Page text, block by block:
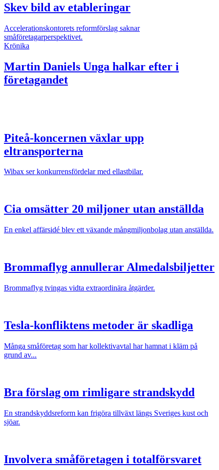
Skev bild av etableringar
Accelerationskontorets reformförslag saknar
småföretagarperspektivet.
Krönika
Martin Daniels Unga halkar efter i
företagandet
Piteå-koncernen växlar upp
eltransporterna
Wibax ser konkurrensfördelar med ellastbilar.
Cia omsätter 20 miljoner utan anställda
En enkel affärsidé blev ett växande mångmiljonbolag utan anställda.
Brommaflyg annullerar Almedalsbiljetter
Brommaflyg tvingas vidta extraordinära åtgärder.
Tesla-konfliktens metoder är skadliga
Många småföretag som har kollektivavtal har hamnat i kläm på
grund av...
Bra förslag om rimligare strandskydd
En strandskyddsreform kan frigöra tillväxt längs Sveriges kust och
sjöar.
Involvera småföretagen i totalförsvaret